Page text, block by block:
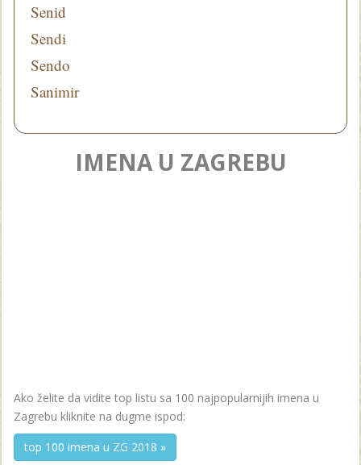
Senid
Sendi
Sendo
Sanimir
IMENA U ZAGREBU
Ako želite da vidite top listu sa 100 najpopularnijih imena u
Zagrebu kliknite na dugme ispod:
top 100 imena u ZG 2018 »